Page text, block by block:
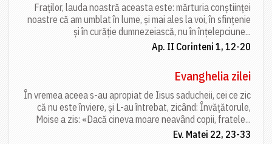
Fraților, lauda noastră aceasta este: mărturia conștiinței
noastre că am umblat în lume, și mai ales la voi, în sfințenie
și în curăție dumnezeiască, nu în înțelepciune...
Ap. II Corinteni 1, 12-20
Evanghelia zilei
În vremea aceea s-au apropiat de Iisus saducheii, cei ce zic
că nu este înviere, și L-au întrebat, zicând: Învățătorule,
Moise a zis: «Dacă cineva moare neavând copii, fratele...
Ev. Matei 22, 23-33